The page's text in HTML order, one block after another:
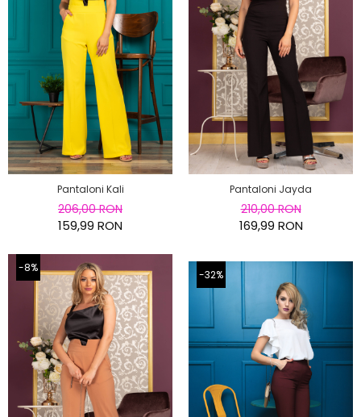
Pantaloni Kali
206,00 RON
159,99 RON
Pantaloni Jayda
210,00 RON
169,99 RON
-8% -32%